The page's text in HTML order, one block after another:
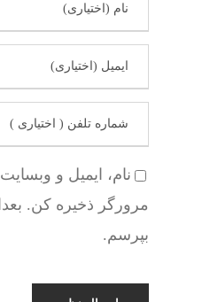
نام، ایمیل و
مرورگر ذخیره کن.
بپرسم.